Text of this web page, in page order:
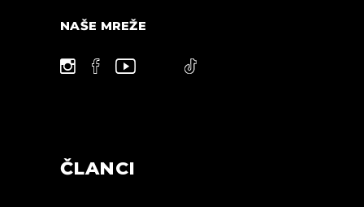
NAŠE MREŽE
ČLANCI